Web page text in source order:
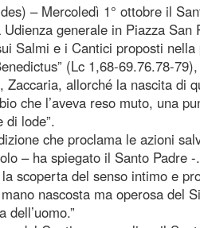
– Mercoledì 1° ottobre il
generale in Piazza San
Salmi e i Cantici proposti
(Lc 1,68-69.76.78-
allorché la nascita di
che l’aveva reso muto, una
di lode”.
che proclama le azioni
– ha spiegato il Santo Padre -
scoperta del senso intimo e
nascosta ma operosa del